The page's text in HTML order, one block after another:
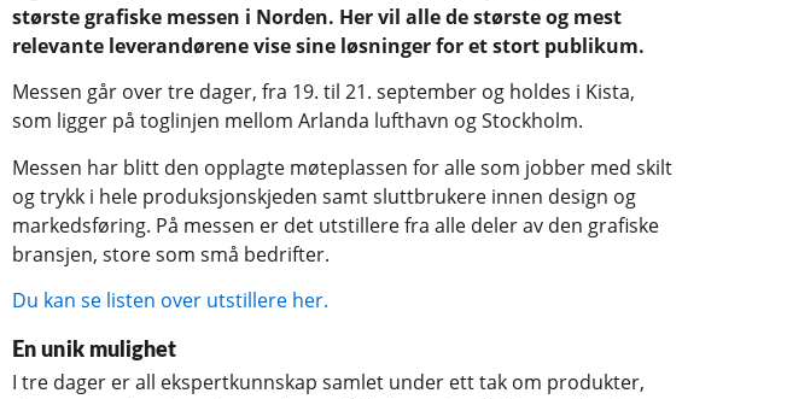
største grafiske messen i Norden. Her vil alle de største og mest
relevante leverandørene vise sine løsninger for et stort publikum.
Messen går over tre dager, fra 19. til 21. september og holdes i Kista,
som ligger på toglinjen mellom Arlanda lufthavn og Stockholm.
Messen har blitt den opplagte møteplassen for alle som jobber med skilt
og trykk i hele produksjonskjeden samt sluttbrukere innen design og
markedsføring. På messen er det utstillere fra alle deler av den grafiske
bransjen, store som små bedrifter.
Du kan se listen over utstillere her.
En unik mulighet
I tre dager er all ekspertkunnskap samlet under ett tak om produkter,